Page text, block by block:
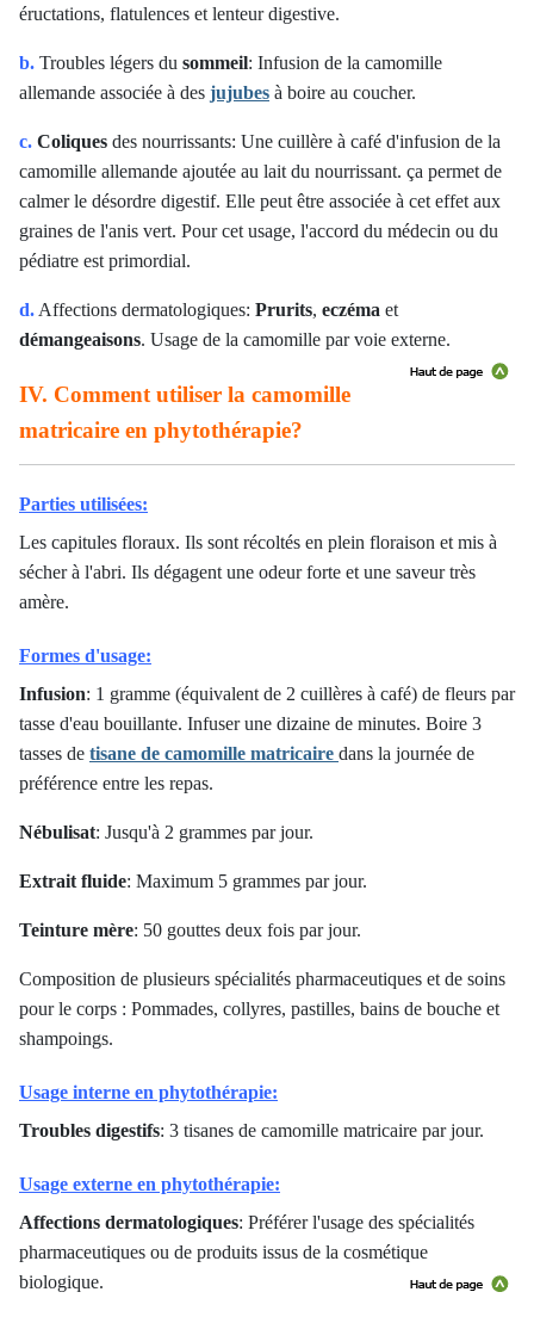
éructations, flatulences et lenteur digestive.
b. Troubles légers du sommeil: Infusion de la camomille
allemande associée à des jujubes à boire au coucher.
c. Coliques des nourrissants: Une cuillère à café d'infusion de la
camomille allemande ajoutée au lait du nourrissant. ça permet de
calmer le désordre digestif. Elle peut être associée à cet effet aux
graines de l'anis vert. Pour cet usage, l'accord du médecin ou du
pédiatre est primordial.
d. Affections dermatologiques: Prurits, eczéma et
démangeaisons. Usage de la camomille par voie externe.
IV. Comment utiliser la camomille
matricaire en phytothérapie?
Parties utilisées:
Les capitules floraux. Ils sont récoltés en plein floraison et mis à
sécher à l'abri. Ils dégagent une odeur forte et une saveur très
amère.
Formes d'usage:
Infusion: 1 gramme (équivalent de 2 cuillères à café) de fleurs par
tasse d'eau bouillante. Infuser une dizaine de minutes. Boire 3
tasses de tisane de camomille matricaire dans la journée de
préférence entre les repas.
Nébulisat: Jusqu'à 2 grammes par jour.
Extrait fluide: Maximum 5 grammes par jour.
Teinture mère: 50 gouttes deux fois par jour.
Composition de plusieurs spécialités pharmaceutiques et de soins
pour le corps : Pommades, collyres, pastilles, bains de bouche et
shampoings.
Usage interne en phytothérapie:
Troubles digestifs: 3 tisanes de camomille matricaire par jour.
Usage externe en phytothérapie:
Affections dermatologiques: Préférer l'usage des spécialités
pharmaceutiques ou de produits issus de la cosmétique
biologique.